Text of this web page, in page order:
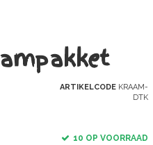
ARTIKELCODEKRAAM-
DTK
10 OP VOORRAAD